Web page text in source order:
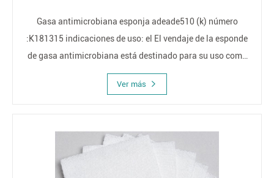
Gasa antimicrobiana esponja adeade510 (k) número
:K181315 indicaciones de uso: el El vendaje de la esponde
de gasa antimicrobiana está destinado para su uso como
primario Apósitos secundarios para heridas, incisiones
quirúrgicas, laceraciones, Abrasiones, quemaduras de
Ver más